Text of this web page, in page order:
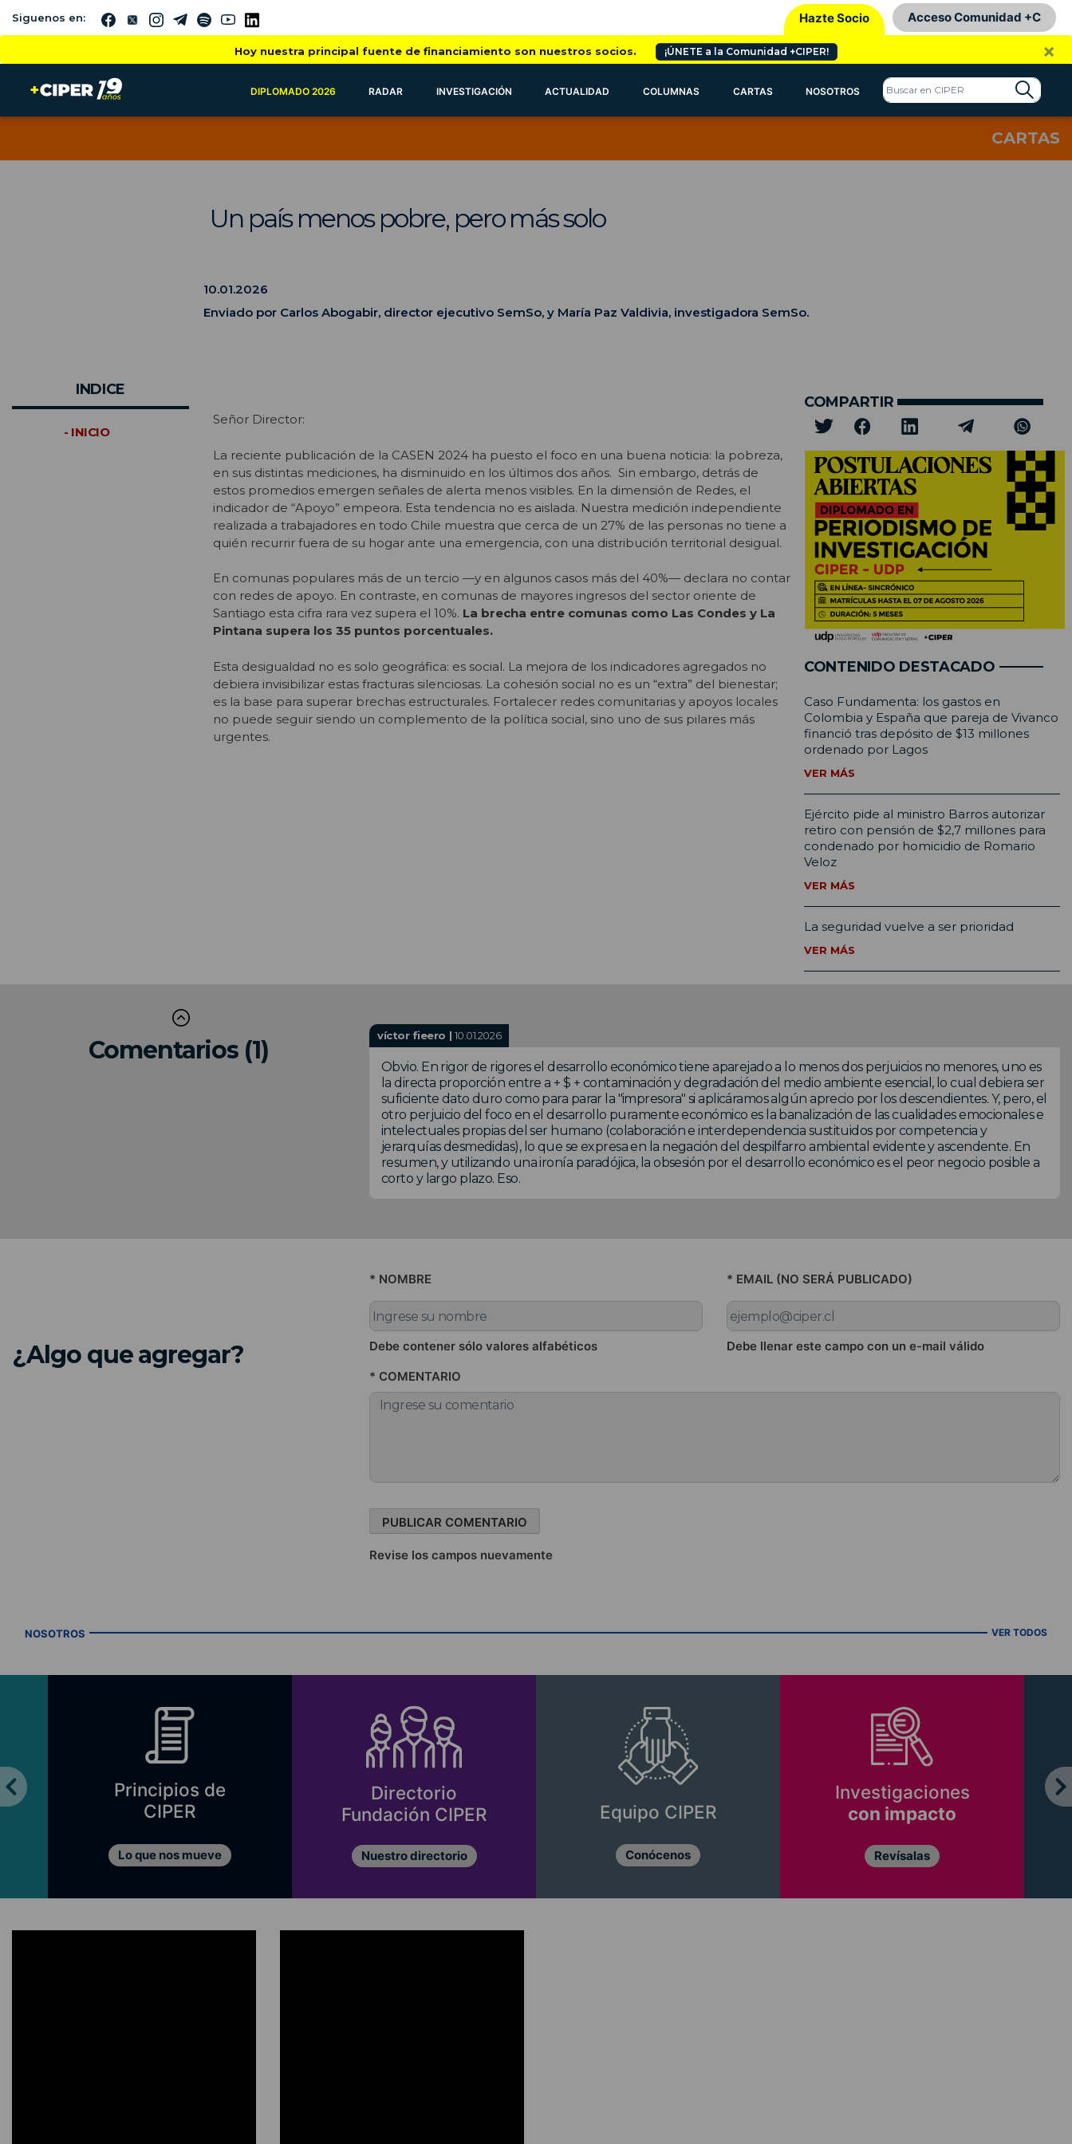
Siguenos en: Hazte Socio Acceso Comunidad +C
Hoy nuestra principal fuente de financiamiento son nuestros socios. ¡ÚNETE a la Comunidad +CIPER! ×
DIPLOMADO 2026 RADAR INVESTIGACIÓN ACTUALIDAD COLUMNAS CARTAS NOSOTROS
CARTAS
Un país menos pobre, pero más solo
10.01.2026
Enviado por Carlos Abogabir, director ejecutivo SemSo, y María Paz Valdivia, investigadora SemSo.
INDICE
- INICIO
Señor Director:
La reciente publicación de la CASEN 2024 ha puesto el foco en una buena noticia: la pobreza,
en sus distintas mediciones, ha disminuido en los últimos dos años. Sin embargo, detrás de
estos promedios emergen señales de alerta menos visibles. En la dimensión de Redes, el
indicador de “Apoyo” empeora. Esta tendencia no es aislada. Nuestra medición independiente
realizada a trabajadores en todo Chile muestra que cerca de un 27% de las personas no tiene a
quién recurrir fuera de su hogar ante una emergencia, con una distribución territorial desigual.
En comunas populares más de un tercio —y en algunos casos más del 40%— declara no contar
con redes de apoyo. En contraste, en comunas de mayores ingresos del sector oriente de
Santiago esta cifra rara vez supera el 10%. La brecha entre comunas como Las Condes y La
Pintana supera los 35 puntos porcentuales.
Esta desigualdad no es solo geográfica: es social. La mejora de los indicadores agregados no
debiera invisibilizar estas fracturas silenciosas. La cohesión social no es un “extra” del bienestar;
es la base para superar brechas estructurales. Fortalecer redes comunitarias y apoyos locales
no puede seguir siendo un complemento de la política social, sino uno de sus pilares más
urgentes.
COMPARTIR
CONTENIDO DESTACADO
Caso Fundamenta: los gastos en
Colombia y España que pareja de Vivanco
financió tras depósito de $13 millones
ordenado por Lagos
VER MÁS
Ejército pide al ministro Barros autorizar
retiro con pensión de $2,7 millones para
condenado por homicidio de Romario
Veloz
VER MÁS
La seguridad vuelve a ser prioridad
VER MÁS
Comentarios (1) víctor fieero | 10.01.2026
Obvio. En rigor de rigores el desarrollo económico tiene aparejado a lo menos dos perjuicios no menores, uno es
la directa proporción entre a + $ + contaminación y degradación del medio ambiente esencial, lo cual debiera ser
suficiente dato duro como para parar la "impresora" si aplicáramos algún aprecio por los descendientes. Y, pero, el
otro perjuicio del foco en el desarrollo puramente económico es la banalización de las cualidades emocionales e
intelectuales propias del ser humano (colaboración e interdependencia sustituidos por competencia y
jerarquías desmedidas), lo que se expresa en la negación del despilfarro ambiental evidente y ascendente. En
resumen, y utilizando una ironía paradójica, la obsesión por el desarrollo económico es el peor negocio posible a
corto y largo plazo. Eso.
¿Algo que agregar?
* NOMBRE
Debe contener sólo valores alfabéticos
* EMAIL (NO SERÁ PUBLICADO)
Debe llenar este campo con un e-mail válido
* COMENTARIO
Revise los campos nuevamente
NOSOTROS VER TODOS
Principios de
CIPER
Lo que nos mueve
Directorio
Fundación CIPER
Nuestro directorio
Equipo CIPER
Conócenos
Investigaciones
con impacto
Revísalas